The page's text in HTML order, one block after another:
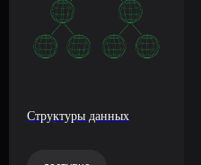
Структуры данных